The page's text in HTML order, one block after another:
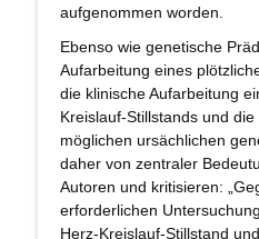
aufgenommen worden.
Ebenso wie genetische
Aufarbeitung eines
die klinische Aufarbeitung
Kreislauf-Stillstands und
möglichen ursächlichen
daher von zentraler
Autoren und kritisieren:
erforderlichen
Herz-Kreislauf-Stillstand